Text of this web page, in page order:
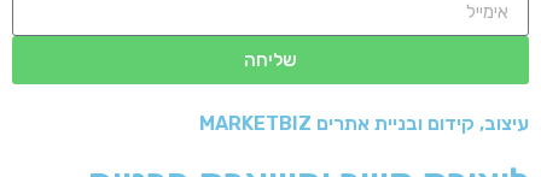
שליחה
עיצוב, קידום ובניית אתרים MARKETBIZ